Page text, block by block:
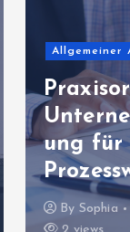
Allgemeiner
ung für
By Sophia